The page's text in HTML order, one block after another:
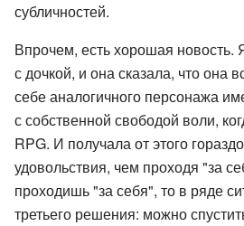
субличностей.
Впрочем, есть хорошая новость.
с дочкой, и она сказала, что она
себе аналогичного персонажа
с собственной свободой воли,
RPG. И получала от этого
удовольствия, чем проходя "за
проходишь "за себя", то в ряде
третьего решения: можно